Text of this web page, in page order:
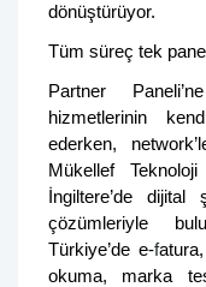
dönüştürüyor.
Tüm süreç tek
Partner
hizmetlerinin
ederken,
Mükellef
İngiltere’de
çözümleriyle
Türkiye’de e-f
okuma, marka